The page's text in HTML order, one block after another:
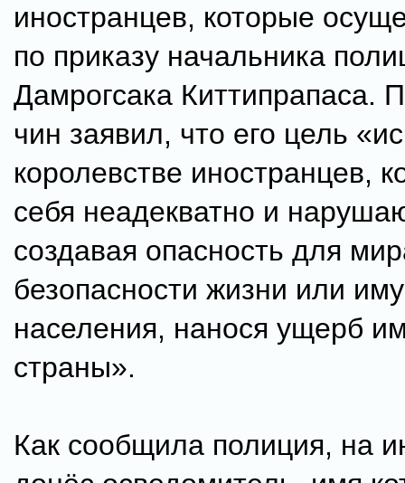
иностранцев, которые
по приказу начальника
Дамрогсака Киттипрапаса.
чин заявил, что его цель
королевстве иностранцев,
себя неадекватно и
создавая опасность для
безопасности жизни или
населения, нанося ущерб
страны».
Как сообщила полиция, на